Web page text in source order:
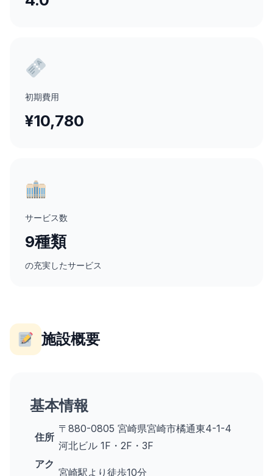
初期費用
¥10,780
サービス数
9種類
の充実したサービス
施設概要
基本情報
住所
〒880-0805 宮崎県宮崎市橘通東4-1-4
河北ビル 1F・2F・3F
アク
宮崎駅より徒歩10分